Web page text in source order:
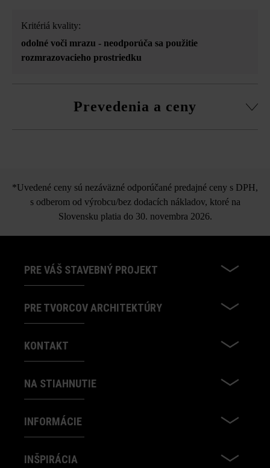
Kritériá kvality:
odolné voči mrazu - neodporúča sa použitie
rozmrazovacieho prostriedku
Prevedenia a ceny
nosom
*Uvedené ceny sú nezáväzné odporúčané predajné ceny s DPH,
s odberom od výrobcu/bez dodacích nákladov, ktoré na
Slovensku platia do 30. novembra 2026.
PRE VÁŠ STAVEBNÝ PROJEKT
PRE TVORCOV ARCHITEKTÚRY
KONTAKT
NA STIAHNUTIE
INFORMÁCIE
INŠPIRÁCIA